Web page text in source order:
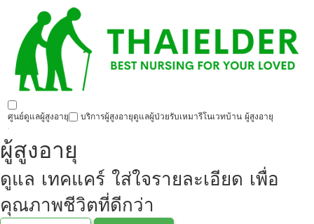
ศูนย์ดูแลผู้สูงอายุ บริการผู้สูงอายุดูแลผู้ป่วยรับเหมารีโนเวทบ้าน ผู้สูงอายุ
ผู้สูงอายุ
ดูแล เทคแคร์ ใส่ใจรายละเอียด เพื่อ
คุณภาพชีวิตที่ดีกว่า